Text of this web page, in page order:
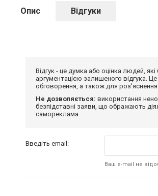
Опис Відгуки
Відгук - це думка або оцінка людей,
аргументацією залишеного відгука.
обговорення, а також для
Не дозволяється: використання
безпідставні заяви, що ображають
самореклама.
Введіть email:
Ваш e-mail не